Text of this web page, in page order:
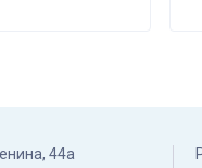
44а